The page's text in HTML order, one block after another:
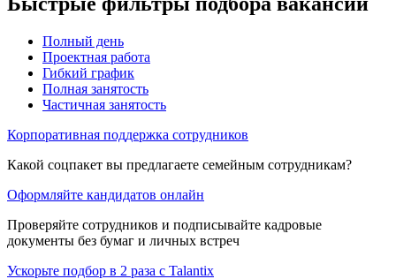
Полный день
Проектная работа
Гибкий график
Полная занятость
Частичная занятость
Корпоративная поддержка сотрудников
Какой соцпакет вы предлагаете семейным сотрудникам?
Оформляйте кандидатов онлайн
Проверяйте сотрудников и подписывайте кадровые
документы без бумаг и личных встреч
Ускорьте подбор в 2 раза с Talantix